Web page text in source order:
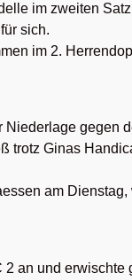
im zweiten
sich.
im 2.
gegen
trotz Ginas
am
an und